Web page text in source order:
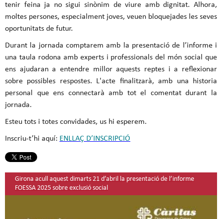
tenir feina ja no sigui sinònim de viure amb dignitat. Alhora,
moltes persones, especialment joves, veuen bloquejades les seves
oportunitats de futur.
Durant la jornada comptarem amb la presentació de l’informe i
una taula rodona amb experts i professionals del món social que
ens ajudaran a entendre millor aquests reptes i a reflexionar
sobre possibles respostes. L'acte finalitzarà, amb una historia
personal que ens connectarà amb tot el comentat durant la
jornada.
Esteu tots i totes convidades, us hi esperem.
Inscriu-t’hi aquí: ENLLAÇ D’INSCRIPCIÓ
Girona acull aquest dimarts 21 d’abril la presentació de l’informe
FOESSA 2025 sobre exclusió social